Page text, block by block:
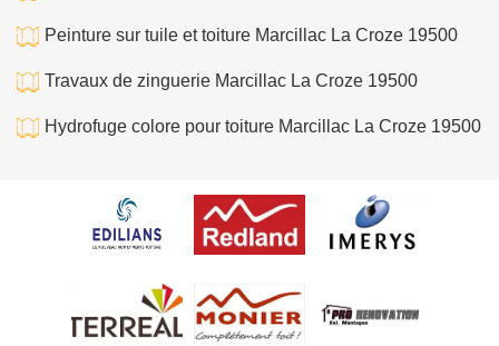
Peinture sur tuile et toiture Marcillac La Croze 19500
Travaux de zinguerie Marcillac La Croze 19500
Hydrofuge colore pour toiture Marcillac La Croze 19500